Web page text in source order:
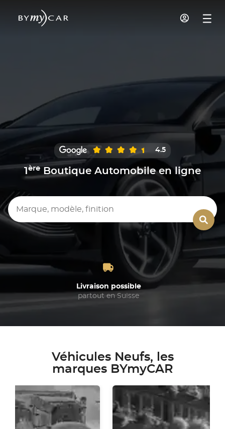
4.5
1 ère Boutique Automobile en ligne
Marque, modèle, finition
Livraison possible
partout en Suisse
Véhicules Neufs, les
marques BYmyCAR